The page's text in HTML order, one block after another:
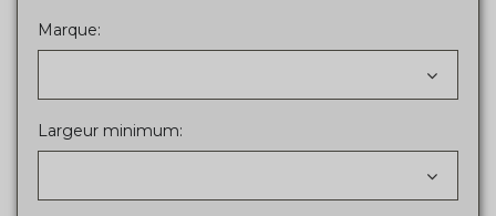
Marque:
Largeur minimum: